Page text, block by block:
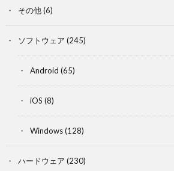
その他(6)
ソフトウェア (245)
Android (65)
iOS (8)
Windows(128)
ハードウェア (230)